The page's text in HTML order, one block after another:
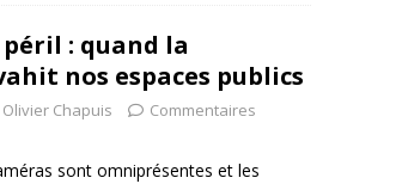
: quand la
nos espaces publics
Olivier Chapuis
Commentaires
sont omniprésentes et les